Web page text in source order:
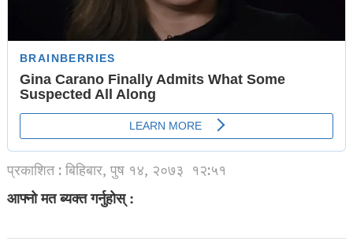
प्रकाशित : बिहिबार, पुष १४, २०७३ १२:५१
आफ्नो मत ब्यक्त गर्नुहोस् :